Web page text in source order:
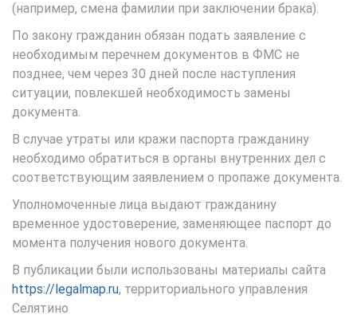
(например, смена фамилии при заключении брака).
По закону гражданин обязан подать заявление с
необходимым перечнем документов в ФМС не
позднее, чем через 30 дней после наступления
ситуации, повлекшей необходимость замены
документа.
В случае утраты или кражи паспорта гражданину
необходимо обратиться в органы внутренних дел с
соответствующим заявлением о пропаже документа.
Уполномоченные лица выдают гражданину
временное удостоверение, заменяющее паспорт до
момента получения нового документа.
В публикации были использованы материалы сайта
https://legalmap.ru, территориального управления
Селятино